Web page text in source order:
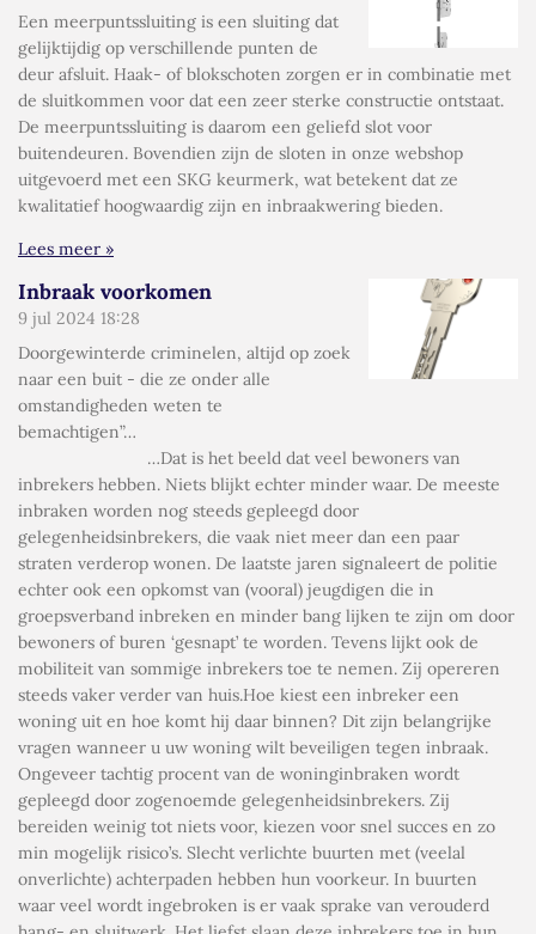
Een meerpuntssluiting is een sluiting dat
gelijktijdig op verschillende punten de
deur afsluit. Haak- of blokschoten zorgen er in combinatie met
de sluitkommen voor dat een zeer sterke constructie ontstaat.
De meerpuntssluiting is daarom een geliefd slot voor
buitendeuren. Bovendien zijn de sloten in onze webshop
uitgevoerd met een SKG keurmerk, wat betekent dat ze
kwalitatief hoogwaardig zijn en inbraakwering bieden.
Lees meer »
Inbraak voorkomen
9 jul 2024 18:28
Doorgewinterde criminelen, altijd op zoek
naar een buit - die ze onder alle
omstandigheden weten te
bemachtigen”…
…Dat is het beeld dat veel bewoners van
inbrekers hebben. Niets blijkt echter minder waar. De meeste
inbraken worden nog steeds gepleegd door
gelegenheidsinbrekers, die vaak niet meer dan een paar
straten verderop wonen. De laatste jaren signaleert de politie
echter ook een opkomst van (vooral) jeugdigen die in
groepsverband inbreken en minder bang lijken te zijn om door
bewoners of buren ‘gesnapt’ te worden. Tevens lijkt ook de
mobiliteit van sommige inbrekers toe te nemen. Zij opereren
steeds vaker verder van huis.Hoe kiest een inbreker een
woning uit en hoe komt hij daar binnen? Dit zijn belangrijke
vragen wanneer u uw woning wilt beveiligen tegen inbraak.
Ongeveer tachtig procent van de woninginbraken wordt
gepleegd door zogenoemde gelegenheidsinbrekers. Zij
bereiden weinig tot niets voor, kiezen voor snel succes en zo
min mogelijk risico’s. Slecht verlichte buurten met (veelal
onverlichte) achterpaden hebben hun voorkeur. In buurten
waar veel wordt ingebroken is er vaak sprake van verouderd